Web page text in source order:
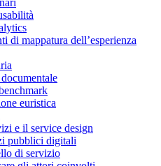
di mappatura dell’esperienza
euristica
e il service design
pubblici digitali
di servizio